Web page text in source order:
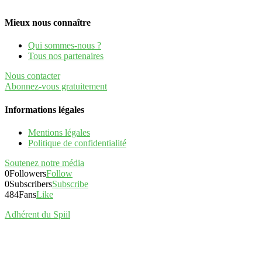
Mieux nous connaître
Qui sommes-nous ?
Tous nos partenaires
Nous contacter
Abonnez-vous gratuitement
Informations légales
Mentions légales
Politique de confidentialité
Soutenez notre média
0FollowersFollow
0SubscribersSubscribe
484FansLike
Adhérent du Spiil